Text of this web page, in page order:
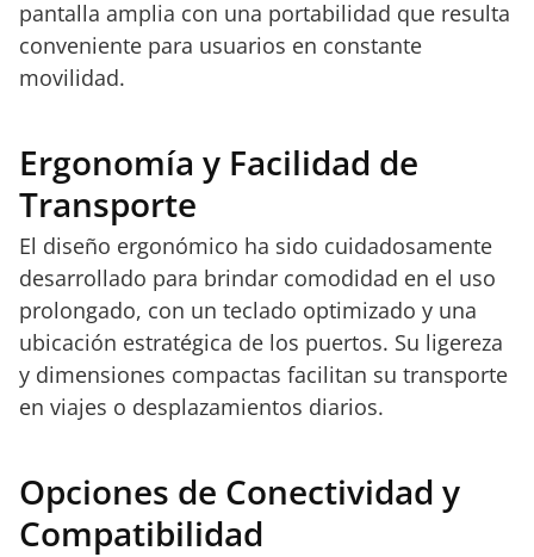
pantalla amplia con una portabilidad que resulta
conveniente para usuarios en constante
movilidad.
Ergonomía y Facilidad de
Transporte
El diseño ergonómico ha sido cuidadosamente
desarrollado para brindar comodidad en el uso
prolongado, con un teclado optimizado y una
ubicación estratégica de los puertos. Su ligereza
y dimensiones compactas facilitan su transporte
en viajes o desplazamientos diarios.
Opciones de Conectividad y
Compatibilidad